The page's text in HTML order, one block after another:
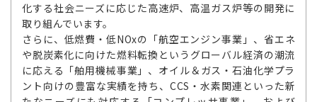
化する社会ニーズに応じた高速炉、高温ガス炉等の開発に
取り組んでいます。
さらに、低燃費・低NOxの「航空エンジン事業」、省エネ
や脱炭素化に向けた燃料転換というグローバル経済の潮流
に応える「舶用機械事業」、オイル＆ガス・石油化学プラ
ント向けの豊富な実績を持ち、CCS・水素関連といった新